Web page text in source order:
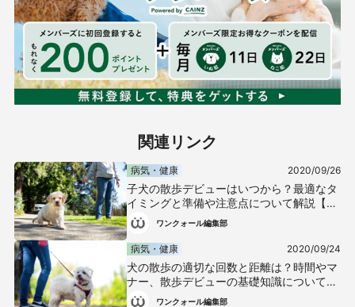
関連リンク
病気・健康 2020/09/26
子犬の散歩デビューはいつから？最適なタ
イミングと準備や注意点について解説【獣
医師監修】ワンクォール編集部
病気・健康 2020/09/24
犬の散歩の適切な回数と距離は？時間やマ
ナー、散歩デビューの基礎知識について解
説【獣医師監修】
ワンクォール編集部